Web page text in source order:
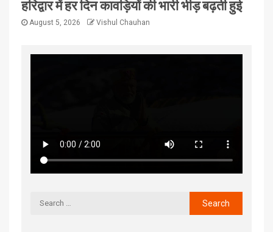
हरिद्वार में हर दिन कावड़ियों की भारी भीड़ बढ़ती हुई
August 5, 2026 Vishul Chauhan